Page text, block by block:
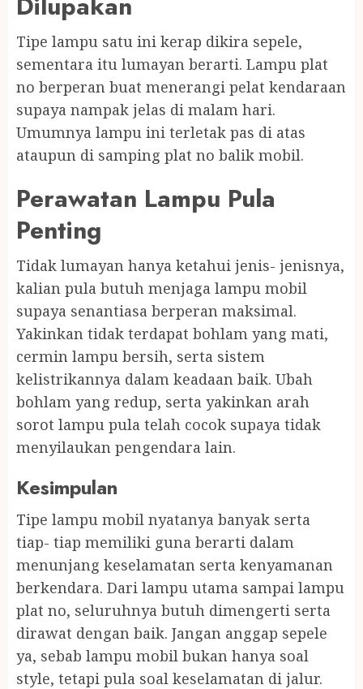
Tipe lampu satu ini kerap dikira sepele,
sementara itu lumayan berarti. Lampu plat
no berperan buat menerangi pelat kendaraan
supaya nampak jelas di malam hari.
Umumnya lampu ini terletak pas di atas
ataupun di samping plat no balik mobil.
Perawatan Lampu Pula
Penting
Tidak lumayan hanya ketahui jenis- jenisnya,
kalian pula butuh menjaga lampu mobil
supaya senantiasa berperan maksimal.
Yakinkan tidak terdapat bohlam yang mati,
cermin lampu bersih, serta sistem
kelistrikannya dalam keadaan baik. Ubah
bohlam yang redup, serta yakinkan arah
sorot lampu pula telah cocok supaya tidak
menyilaukan pengendara lain.
Kesimpulan
Tipe lampu mobil nyatanya banyak serta
tiap- tiap memiliki guna berarti dalam
menunjang keselamatan serta kenyamanan
berkendara. Dari lampu utama sampai lampu
plat no, seluruhnya butuh dimengerti serta
dirawat dengan baik. Jangan anggap sepele
ya, sebab lampu mobil bukan hanya soal
style, tetapi pula soal keselamatan di jalur.